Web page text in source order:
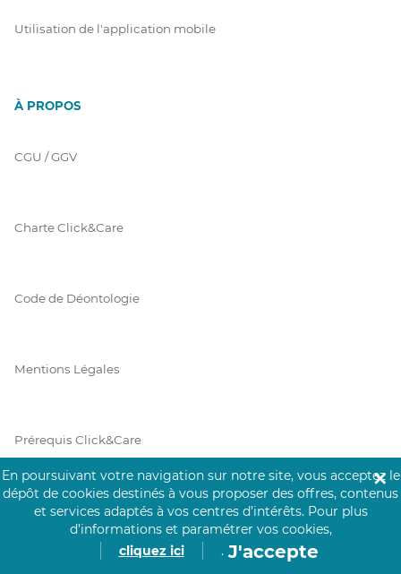
Utilisation de l'application mobile
À PROPOS
CGU / GGV
Charte Click&Care
Code de Déontologie
Mentions Légales
Prérequis Click&Care
Protection des Données
En poursuivant votre navigation sur notre site, vous acceptez le
dépôt de cookies destinés à vous proposer des offres, contenus
et services adaptés à vos centres d’intérêts. Pour plus
d’informations et paramétrer vos cookies,
cliquez ici
. J'accepte
✕